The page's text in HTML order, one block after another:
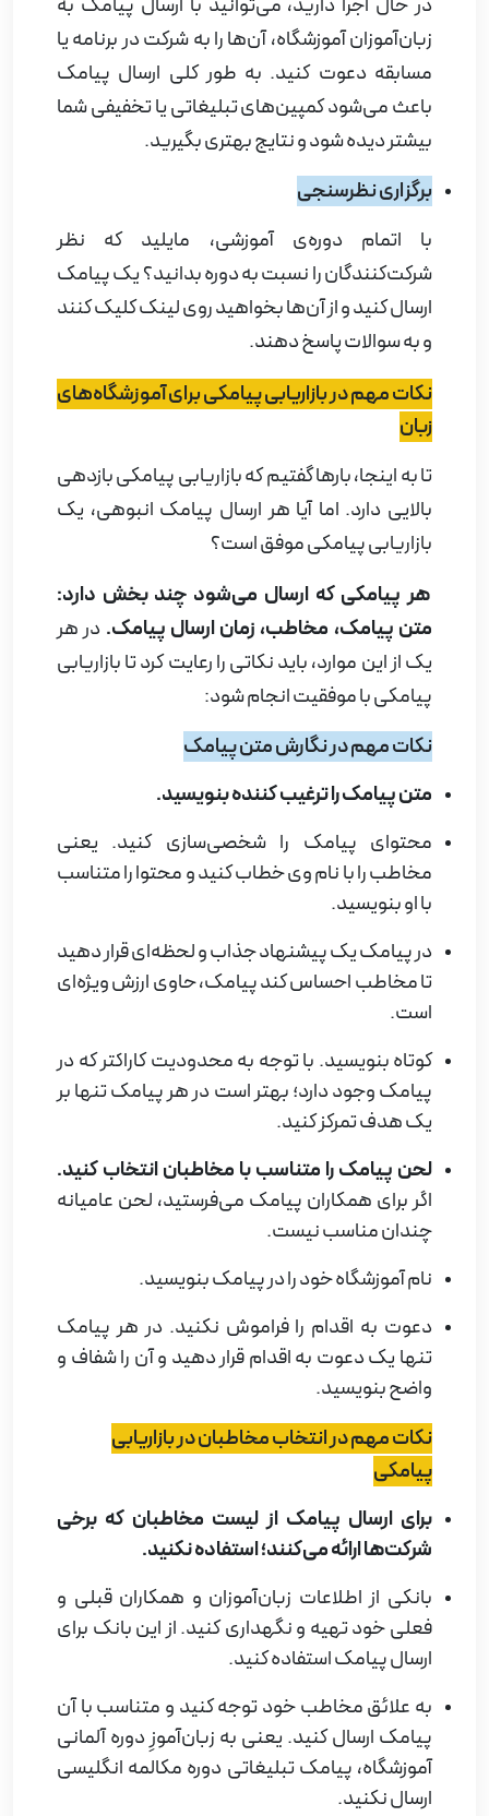
زبان‌آموزان آموزشگاه، آن‌ها را به شرکت در برنامه یا
مسابقه دعوت کنید. به طور کلی ارسال پیامک
باعث می‌شود کمپین‌های تبلیغاتی یا تخفیفی شما
بیشتر دیده شود و نتایج بهتری بگیرید.
برگزاری نظرسنجی
با اتمام دوره‌ی آموزشی، مایلید که نظر
شرکت‌کنندگان را نسبت به دوره بدانید؟ یک پیامک
ارسال کنید و از آن‌ها بخواهید روی لینک کلیک کنند
و به سوالات پاسخ دهند.
نکات مهم در بازاریابی پیامکی برای آموزشگاه‌های
زبان
تا به اینجا، بارها گفتیم که بازاریابی پیامکی بازدهی
بالایی دارد. اما آیا هر ارسال پیامک انبوهی، یک
بازاریابی پیامکی موفق است؟
هر پیامکی که ارسال می‌شود چند بخش دارد:
متن پیامک، مخاطب، زمان ارسال پیامک. در هر
یک از این موارد، باید نکاتی را رعایت کرد تا بازاریابی
پیامکی با موفقیت انجام شود:
نکات مهم در نگارش متن پیامک
متن پیامک را ترغیب کننده بنویسید.
محتوای پیامک را شخصی‌سازی کنید. یعنی
مخاطب را با نام وی خطاب کنید و محتوا را متناسب
با او بنویسید.
در پیامک یک پیشنهاد جذاب و لحظه‌ای قرار دهید
تا مخاطب احساس کند پیامک، حاوی ارزش ویژه‌ای
است.
کوتاه بنویسید. با توجه به محدودیت کاراکتر که در
پیامک وجود دارد؛ بهتر است در هر پیامک تنها بر
یک هدف تمرکز کنید.
لحن پیامک را متناسب با مخاطبان انتخاب کنید.
اگر برای همکاران پیامک می‌فرستید، لحن عامیانه
چندان مناسب نیست.
نام آموزشگاه خود را در پیامک بنویسید.
دعوت به اقدام را فراموش نکنید. در هر پیامک
تنها یک دعوت به اقدام قرار دهید و آن را شفاف و
واضح بنویسید.
نکات مهم در انتخاب مخاطبان در بازاریابی
پیامکی
برای ارسال پیامک از لیست مخاطبان که برخی
شرکت‌ها ارائه می‌کنند؛ استفاده نکنید.
بانکی از اطلاعات زبان‌آموزان و همکاران قبلی و
فعلی خود تهیه و نگهداری کنید. از این بانک برای
ارسال پیامک استفاده کنید.
به علائق مخاطب خود توجه کنید و متناسب با آن
پیامک ارسال کنید. یعنی به زبان‌آموزِ دوره آلمانی
آموزشگاه، پیامک تبلیغاتی دوره مکالمه انگلیسی
ارسال نکنید.